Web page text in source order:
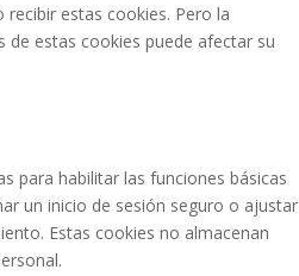
estas cookies. Pero la
de estas cookies puede afectar su
para habilitar las funciones básicas
un inicio de sesión seguro o ajustar
Estas cookies no almacenan